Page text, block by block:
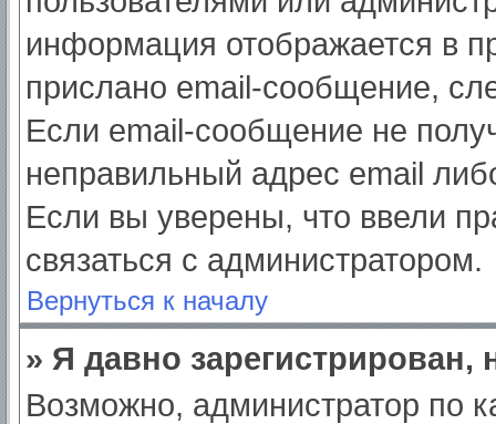
информация отображается в
прислано email-сообщение,
Если email-сообщение не
неправильный адрес email
Если вы уверены, что ввели
связаться с администратором.
Вернуться к началу
» Я давно
Возможно, администратор по